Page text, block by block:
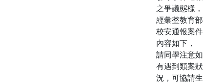
之爭議態樣，
經彙整教育部
校安通報案件
內容如下，
請同學注意如
有遇到類案狀
況，可協請生